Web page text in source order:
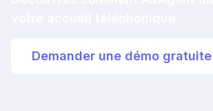
Demander une démo